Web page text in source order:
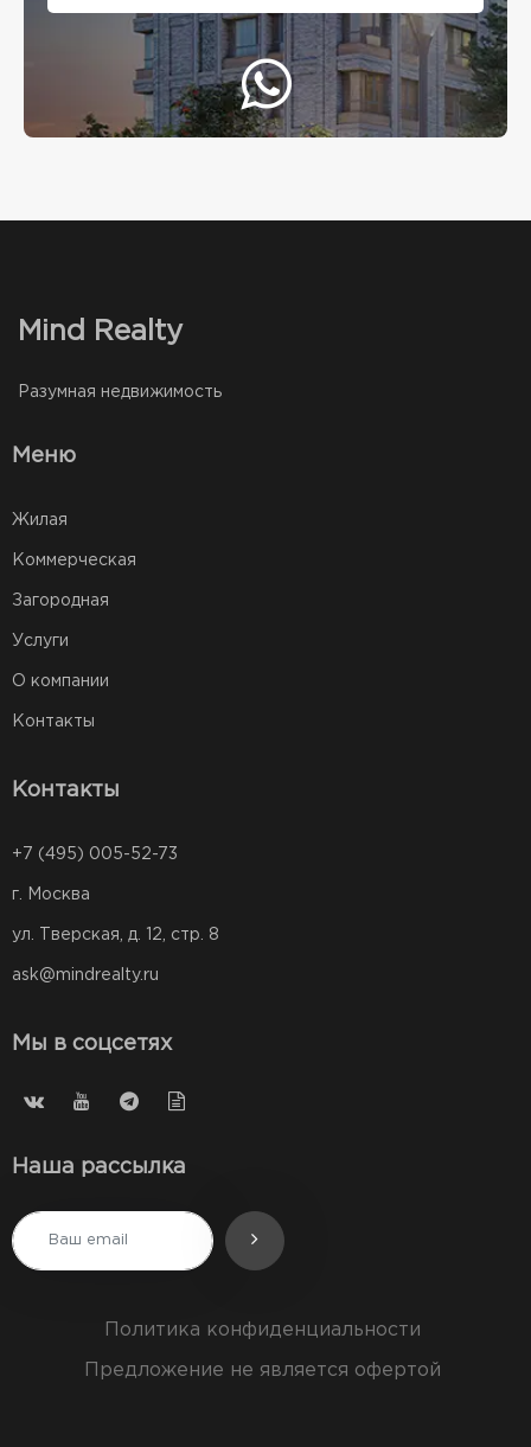
Mind Realty
Разумная недвижимость
Меню
Жилая
Коммерческая
Загородная
Услуги
О компании
Контакты
Контакты
+7 (495) 005-52-73
г. Москва
ул. Тверская, д. 12, стр. 8
ask@mindrealty.ru
Мы в соцсетях
Наша рассылка
Политика конфиденциальности
Предложение не является офертой